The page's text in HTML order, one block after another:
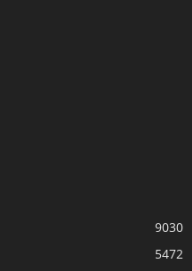
9030
5472